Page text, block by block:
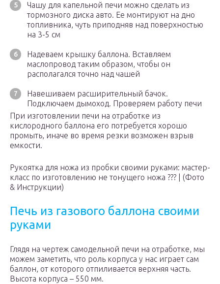
Чашу для капельной печи можно сделать из
тормозного диска авто. Ее монтируют на дно
топливника, чуть приподняв над поверхностью
на 3-5 см
Надеваем крышку баллона. Вставляем
маслопровод таким образом, чтобы он
располагался точно над чашей
Навешиваем расширительный бачок.
Подключаем дымоход. Проверяем работу печи
При изготовлении печи на отработке из
кислородного баллона его потребуется хорошо
промыть, иначе во время резки возможен взрыв
емкости.
Рукоятка для ножа из пробки своими руками: мастер-
класс по изготовлению не тонущего ножа ??? | (Фото
& Инструкции)
Печь из газового баллона своими
руками
Глядя на чертеж самодельной печи на отработке, мы
можем заметить, что роль корпуса у нас играет сам
баллон, от которого отпиливается верхняя часть.
Высота корпуса – 550 мм.